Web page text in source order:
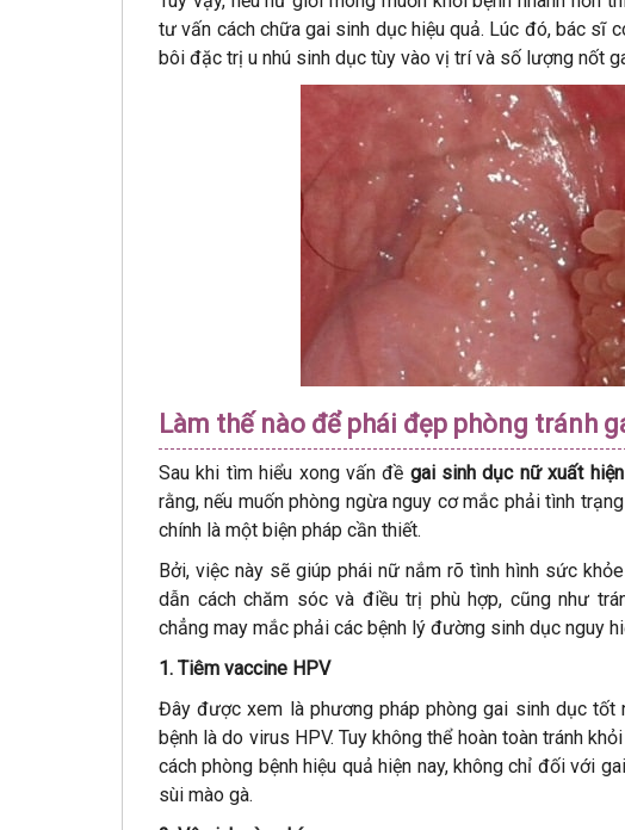
tư vấn cách chữa gai sinh dục hiệu quả. Lúc đó, bác sĩ
bôi đặc trị u nhú sinh dục tùy vào vị trí và số lượng nốt
Làm thế nào để phái đẹp phòng tránh
Sau khi tìm hiểu xong vấn đề gai sinh dục nữ xuất
rằng, nếu muốn phòng ngừa nguy cơ mắc phải tình
chính là một biện pháp cần thiết.
Bởi, việc này sẽ giúp phái nữ nắm rõ tình hình sức
dẫn cách chăm sóc và điều trị phù hợp, cũng như
chẳng may mắc phải các bệnh lý đường sinh dục nguy
1. Tiêm vaccine HPV
Đây được xem là phương pháp phòng gai sinh dục
bệnh là do virus HPV. Tuy không thể hoàn toàn tránh
cách phòng bệnh hiệu quả hiện nay, không chỉ đối với
sùi mào gà.